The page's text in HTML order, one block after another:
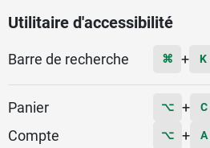
Utilitaire d'accessibilité
Barre de recherche ⌘ + K
Panier ⌥ + C
Compte ⌥ + A
Menu